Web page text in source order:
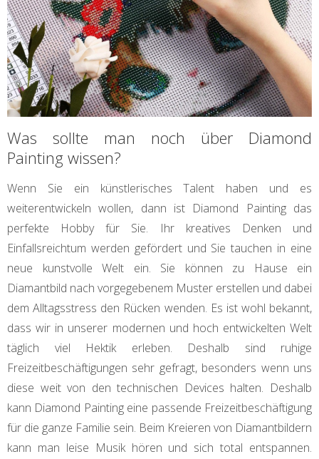
Was sollte man noch über Diamond
Painting wissen?
Wenn Sie ein künstlerisches Talent haben und es
weiterentwickeln wollen, dann ist Diamond Painting das
perfekte Hobby für Sie. Ihr kreatives Denken und
Einfallsreichtum werden gefördert und Sie tauchen in eine
neue kunstvolle Welt ein. Sie können zu Hause ein
Diamantbild nach vorgegebenem Muster erstellen und dabei
dem Alltagsstress den Rücken wenden. Es ist wohl bekannt,
dass wir in unserer modernen und hoch entwickelten Welt
täglich viel Hektik erleben. Deshalb sind ruhige
Freizeitbeschäftigungen sehr gefragt, besonders wenn uns
diese weit von den technischen Devices halten. Deshalb
kann Diamond Painting eine passende Freizeitbeschäftigung
für die ganze Familie sein. Beim Kreieren von Diamantbildern
kann man leise Musik hören und sich total entspannen.